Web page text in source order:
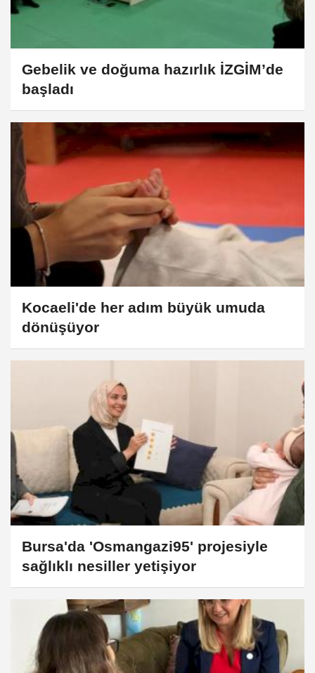
Gebelik ve doğuma hazırlık İZGİM’de
başladı
Kocaeli'de her adım büyük umuda
dönüşüyor
Bursa'da 'Osmangazi95' projesiyle
sağlıklı nesiller yetişiyor